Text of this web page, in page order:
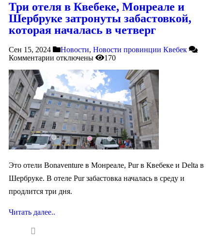
Три отеля в Квебеке, Монреале и
Шербруке затронуты забастовкой,
которая началась в четверг
Сен 15, 2024 Новости, Новости провинции Квебек
Комментарии отключены 170
Это отели Bonaventure в Монреале, Pur в Квебеке и Delta в
Шербруке. В отеле Pur забастовка началась в среду и
продлится три дня.
Читать далее..